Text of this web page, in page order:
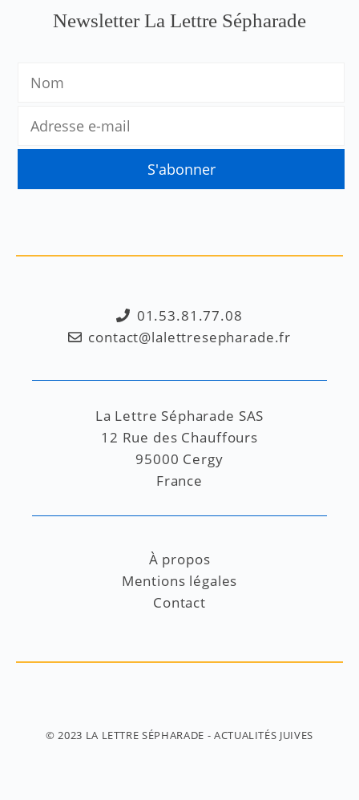
Newsletter La Lettre Sépharade
01.53.81.77.08
contact@lalettresepharade.fr
La Lettre Sépharade SAS
12 Rue des Chauffours
95000 Cergy
France
À propos
Mentions légales
Contact
© 2023 LA LETTRE SÉPHARADE - ACTUALITÉS JUIVES